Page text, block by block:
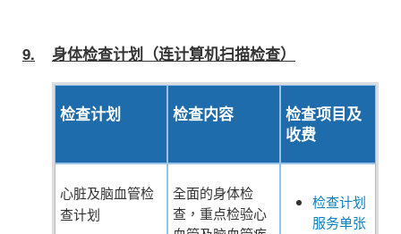
9. 身体检查计划（连计算机扫描检查）
检查计划 检查内容
检查项目及
收费
心脏及脑血管检
查计划
全面的身体检
查，重点检验心
检查计划
服务单张